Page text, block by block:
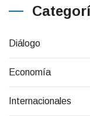
Diálogo
Economía
Internacionales